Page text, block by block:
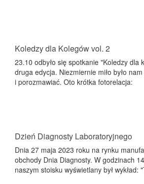
Koledzy dla Kolegów vol. 2
23.10 odbyło się spotkanie "Koledzy dla
druga edycja. Niezmiernie miło było
i porozmawiać. Oto krótka fotorelacja:
Dzień Diagnosty Laboratoryjnego
Dnia 27 maja 2023 roku na rynku
obchody Dnia Diagnosty. W godzinach
naszym stoisku wyświetlany był wykład: